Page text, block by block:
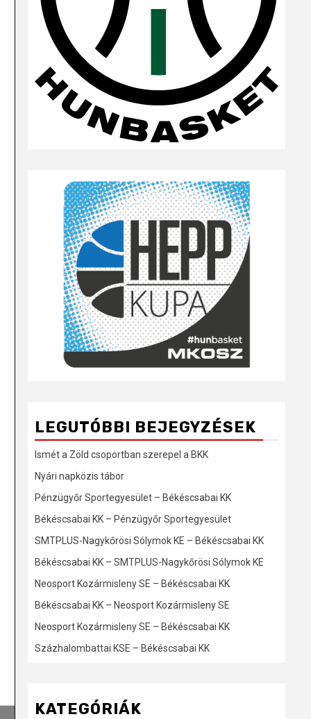
LEGUTÓBBI BEJEGYZÉSEK
Ismét a Zöld csoportban szerepel a BKK
Nyári napközis tábor
Pénzügyőr Sportegyesület – Békéscsabai KK
Békéscsabai KK – Pénzügyőr Sportegyesület
SMTPLUS-Nagykőrösi Sólymok KE – Békéscsabai KK
Békéscsabai KK – SMTPLUS-Nagykőrösi Sólymok KE
Neosport Kozármisleny SE – Békéscsabai KK
Békéscsabai KK – Neosport Kozármisleny SE
Neosport Kozármisleny SE – Békéscsabai KK
Százhalombattai KSE – Békéscsabai KK
KATEGÓRIÁK